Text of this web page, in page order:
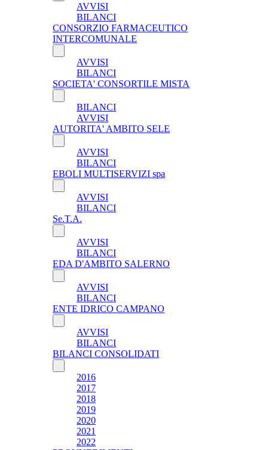
AVVISI
BILANCI
CONSORZIO FARMACEUTICO
INTERCOMUNALE
AVVISI
BILANCI
SOCIETA' CONSORTILE MISTA
BILANCI
AVVISI
AUTORITA' AMBITO SELE
AVVISI
BILANCI
EBOLI MULTISERVIZI spa
AVVISI
BILANCI
Se.T.A.
AVVISI
BILANCI
EDA D'AMBITO SALERNO
AVVISI
BILANCI
ENTE IDRICO CAMPANO
AVVISI
BILANCI
BILANCI CONSOLIDATI
2016
2017
2018
2019
2020
2021
2022